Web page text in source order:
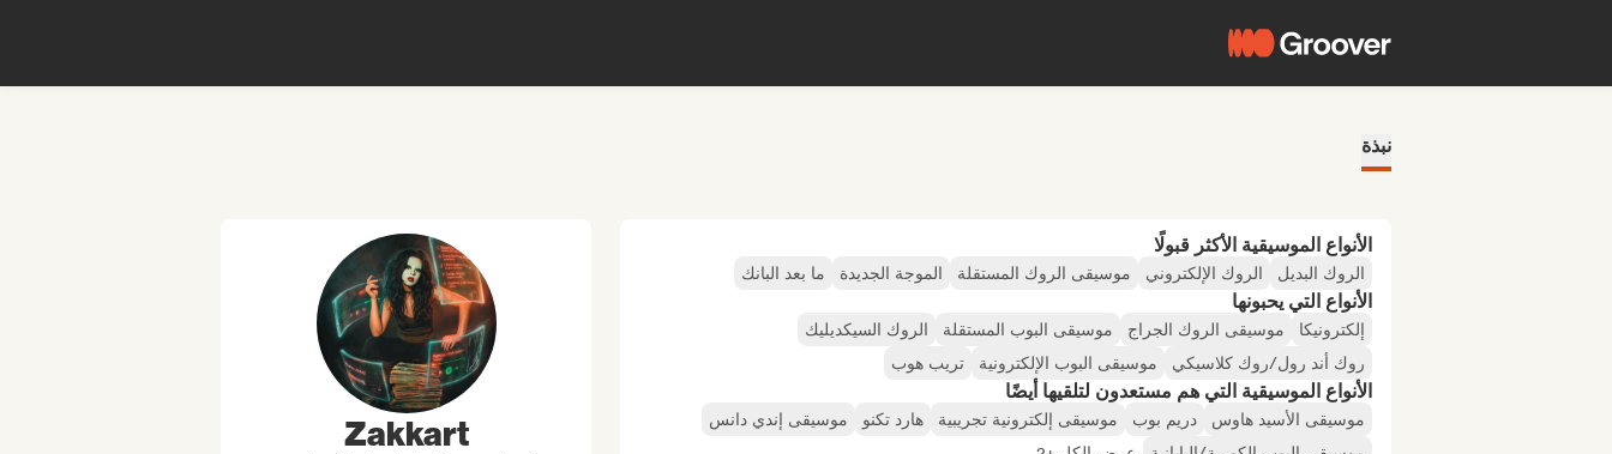
نبذة
الأنواع الموسيقية الأكثر قبولًا
الروك البديل الروك الإلكتروني موسيقى الروك المستقلة الموجة الجديدة ما بعد البانك
الأنواع التي يحبونها
إلكترونيكا موسيقى الروك الجراج موسيقى البوب المستقلة
الروك السيكديليك
روك أند رول/روك كلاسيكي
موسيقى البوب الإلكترونية تريب هوب
الأنواع الموسيقية التي هم مستعدون لتلقيها أيضًا
موسيقى الأسيد هاوس دريم بوب موسيقى إلكترونية تجريبية هارد تكنو
موسيقى إندي دانس
Zakkart